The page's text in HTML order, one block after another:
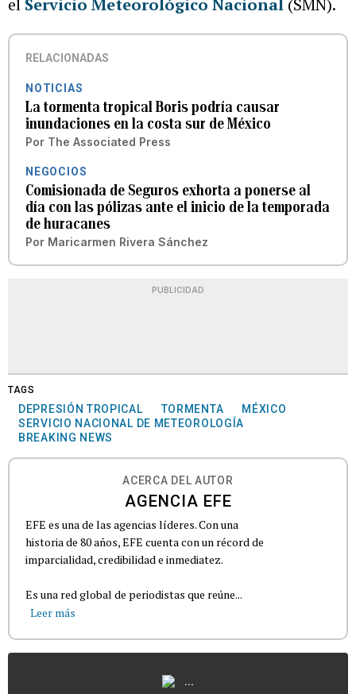
RELACIONADAS
NOTICIAS
La tormenta tropical Boris podría causar
inundaciones en la costa sur de México
Por The Associated Press
NEGOCIOS
Comisionada de Seguros exhorta a ponerse al
día con las pólizas ante el inicio de la temporada
de huracanes
Por Maricarmen Rivera Sánchez
PUBLICIDAD
TAGS
DEPRESIÓN TROPICAL TORMENTA
MÉXICO
SERVICIO NACIONAL DE METEOROLOGÍA
BREAKING NEWS
ACERCA DEL AUTOR
AGENCIA EFE
EFE es una de las agencias líderes. Con una
historia de 80 años, EFE cuenta con un récord de
imparcialidad, credibilidad e inmediatez.
Es una red global de periodistas que reúne...
Leer más
...